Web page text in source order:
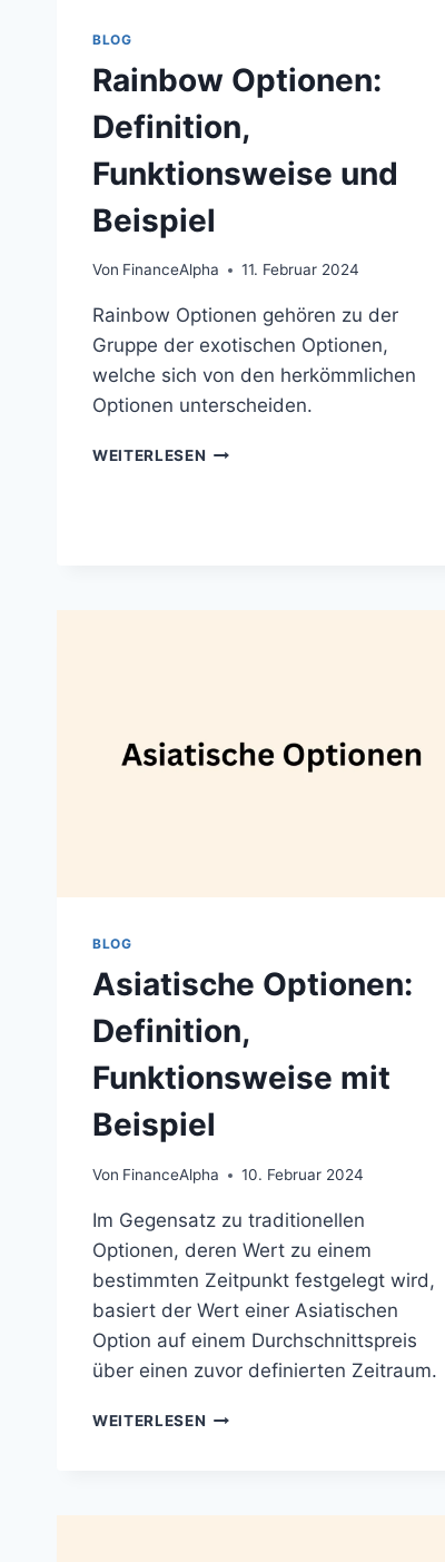
BLOG
Rainbow Optionen:
Definition,
Funktionsweise und
Beispiel
Von FinanceAlpha 11. Februar 2024
Rainbow Optionen gehören zu der
Gruppe der exotischen Optionen,
welche sich von den herkömmlichen
Optionen unterscheiden.
WEITERLESEN RAINBOW
BLOG
Asiatische Optionen:
Definition,
Funktionsweise mit
Beispiel
Von FinanceAlpha 10. Februar 2024
Im Gegensatz zu traditionellen
Optionen, deren Wert zu einem
bestimmten Zeitpunkt festgelegt wird,
basiert der Wert einer Asiatischen
Option auf einem Durchschnittspreis
über einen zuvor definierten Zeitraum.
WEITERLESEN ASIATISCHE